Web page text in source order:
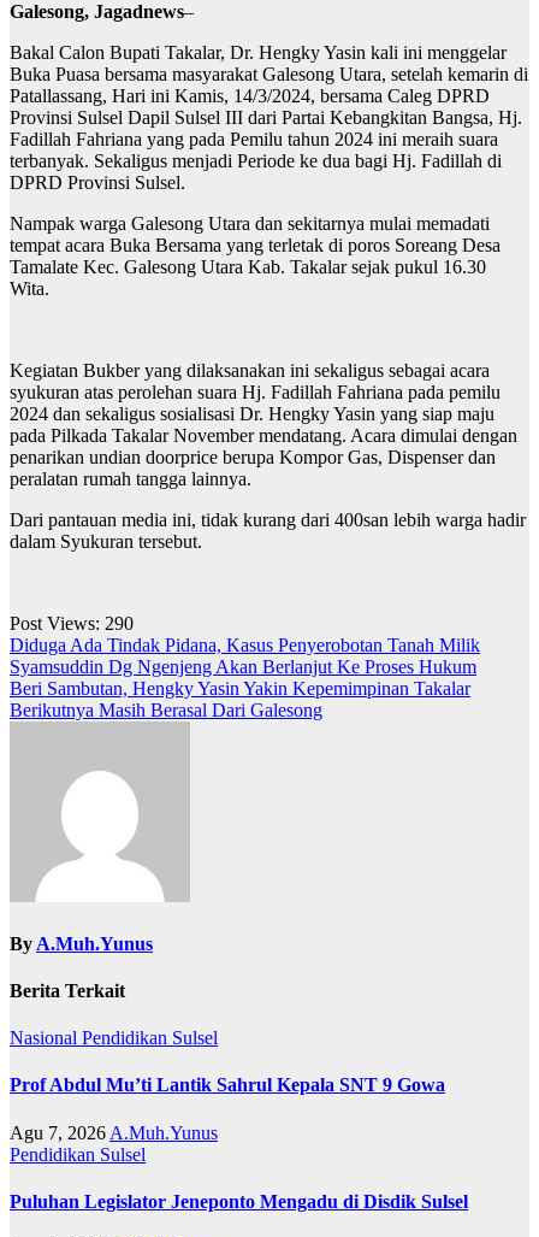
Galesong, Jagadnews–
Bakal Calon Bupati Takalar, Dr. Hengky Yasin kali ini menggelar
Buka Puasa bersama masyarakat Galesong Utara, setelah kemarin di
Patallassang, Hari ini Kamis, 14/3/2024, bersama Caleg DPRD
Provinsi Sulsel Dapil Sulsel III dari Partai Kebangkitan Bangsa, Hj.
Fadillah Fahriana yang pada Pemilu tahun 2024 ini meraih suara
terbanyak. Sekaligus menjadi Periode ke dua bagi Hj. Fadillah di
DPRD Provinsi Sulsel.
Nampak warga Galesong Utara dan sekitarnya mulai memadati
tempat acara Buka Bersama yang terletak di poros Soreang Desa
Tamalate Kec. Galesong Utara Kab. Takalar sejak pukul 16.30
Wita.
Kegiatan Bukber yang dilaksanakan ini sekaligus sebagai acara
syukuran atas perolehan suara Hj. Fadillah Fahriana pada pemilu
2024 dan sekaligus sosialisasi Dr. Hengky Yasin yang siap maju
pada Pilkada Takalar November mendatang. Acara dimulai dengan
penarikan undian doorprice berupa Kompor Gas, Dispenser dan
peralatan rumah tangga lainnya.
Dari pantauan media ini, tidak kurang dari 400san lebih warga hadir
dalam Syukuran tersebut.
Post Views: 290
Navigasi
pos
Diduga Ada Tindak Pidana, Kasus Penyerobotan Tanah Milik
Syamsuddin Dg Ngenjeng Akan Berlanjut Ke Proses Hukum
Beri Sambutan, Hengky Yasin Yakin Kepemimpinan Takalar
Berikutnya Masih Berasal Dari Galesong
By A.Muh.Yunus
Berita Terkait
Nasional Pendidikan Sulsel
Prof Abdul Mu’ti Lantik Sahrul Kepala SNT 9 Gowa
Agu 7, 2026 A.Muh.Yunus
Pendidikan Sulsel
Puluhan Legislator Jeneponto Mengadu di Disdik Sulsel